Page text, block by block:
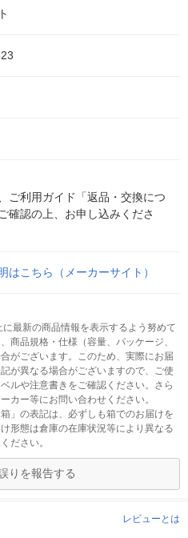
ご利用ガイド「返品・交換につ
確認の上、お申し込みくださ
はこちら（メーカーサイト）
最新の商品情報を表示するよう努めて
商品規格・仕様（容量、パッケージ、
がございます。このため、実際にお届
が異なる場合がございますので、ご使
ルや注意書きをご確認ください。さら
カー等にお問い合わせください。
」の表記は、必ずしも箱でのお届けを
形態は倉庫の在庫状況等により異なる
ださい。
りを報告する
レビューとは